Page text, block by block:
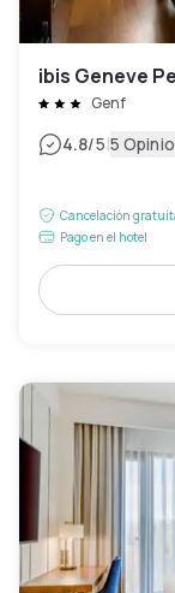
ibis Geneve
Genf
4.8/5|5
Cancelación
Pago en el hotel